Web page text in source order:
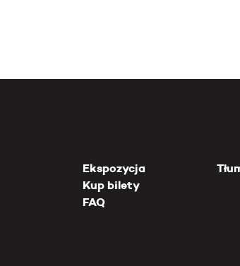
Ekspozycja
Kup bilety
FAQ